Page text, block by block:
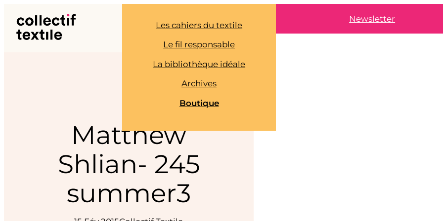
contenu
Les cahiers du textile
Le fil responsable
La bibliothèque idéale
Archives
Boutique
Newsletter
Matthew
Shlian- 245
summer3